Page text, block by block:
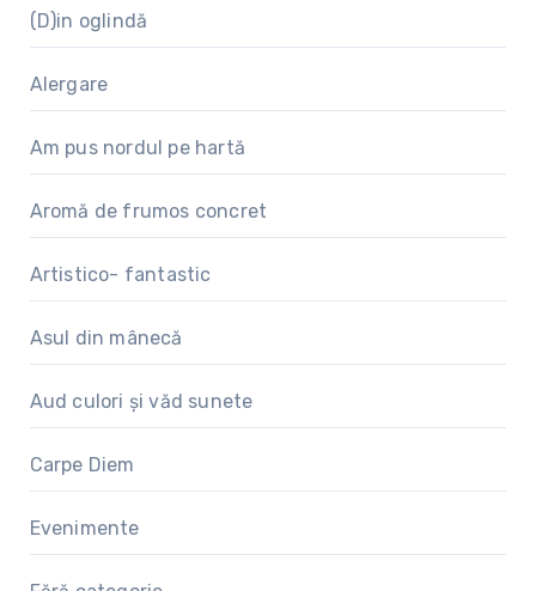
(D)in oglindă
Alergare
Am pus nordul pe hartă
Aromă de frumos concret
Artistico- fantastic
Asul din mânecă
Aud culori și văd sunete
Carpe Diem
Evenimente